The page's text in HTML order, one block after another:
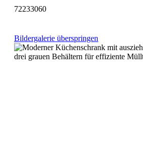
72233060
Bildergalerie überspringen